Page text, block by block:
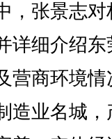
张景志对
详细介绍
营商环境
造业名城